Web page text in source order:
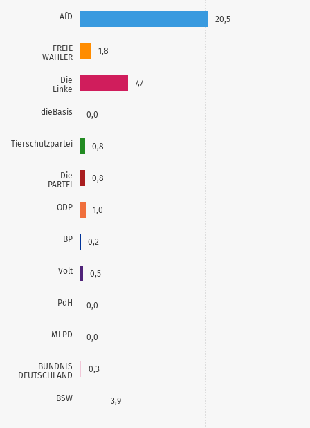
AfD
FREIE
WÄHLER
Die
Linke
dieBasis
Tierschutzpartei
Die
PARTEI
ÖDP
BP
Volt
PdH
MLPD
BÜNDNIS
DEUTSCHLAND
BSW
20,5
1,8
7,7
0,0
0,8
0,8
1,0
0,2
0,5
0,0
0,0
0,3
3,9